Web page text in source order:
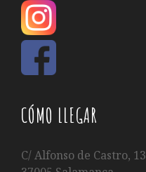
CÓMO LLEGAR
C/ Alfonso de Castro, 13